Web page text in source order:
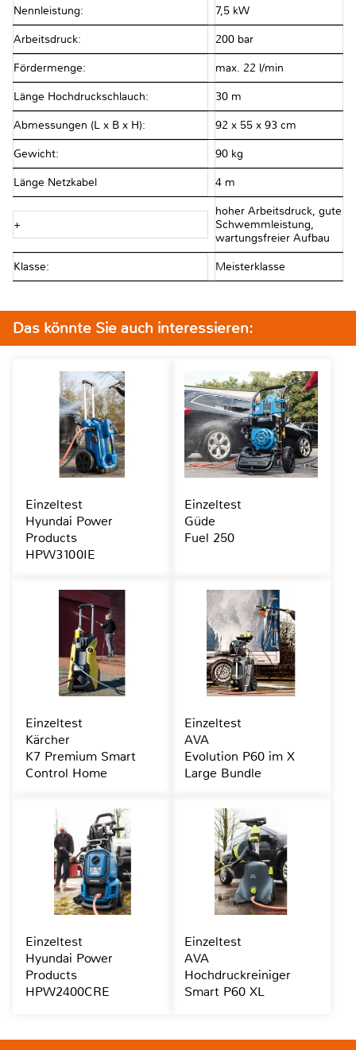
Nennleistung: 7,5 kW
Arbeitsdruck: 200 bar
Fördermenge: max. 22 l/min
Länge Hochdruckschlauch: 30 m
Abmessungen (L x B x H): 92 x 55 x 93 cm
Gewicht: 90 kg
Länge Netzkabel 4 m
+
hoher Arbeitsdruck, gute
Schwemmleistung,
wartungsfreier Aufbau
Klasse: Meisterklasse
Das könnte Sie auch interessieren:
Einzeltest
Hyundai Power
Products
HPW3100IE
Einzeltest
Güde
Fuel 250
Einzeltest
Kärcher
K7 Premium Smart
Control Home
Einzeltest
AVA
Evolution P60 im X
Large Bundle
Einzeltest
Hyundai Power
Products
HPW2400CRE
Einzeltest
AVA
Hochdruckreiniger
Smart P60 XL